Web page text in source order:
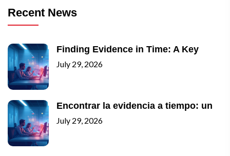
Recent News
Finding Evidence in Time: A Key
July 29, 2026
Encontrar la evidencia a tiempo: un
July 29, 2026